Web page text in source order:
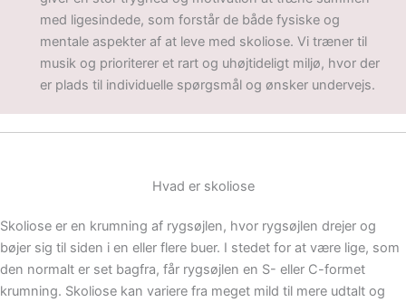
med ligesindede, som forstår de både fysiske og
mentale aspekter af at leve med skoliose. Vi træner til
musik og prioriterer et rart og uhøjtideligt miljø, hvor der
er plads til individuelle spørgsmål og ønsker undervejs.
Hvad er skoliose
Skoliose er en krumning af rygsøjlen, hvor rygsøjlen drejer og
bøjer sig til siden i en eller flere buer. I stedet for at være lige, som
den normalt er set bagfra, får rygsøjlen en S- eller C-formet
krumning. Skoliose kan variere fra meget mild til mere udtalt og